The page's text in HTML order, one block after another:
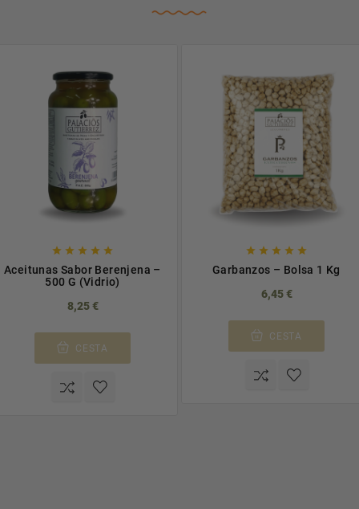
    
Aceitunas Sabor Berenjena –
500 G (Vidrio)
8,25 €
CESTA
    
Garbanzos – Bolsa 1 Kg
6,45 €
CESTA